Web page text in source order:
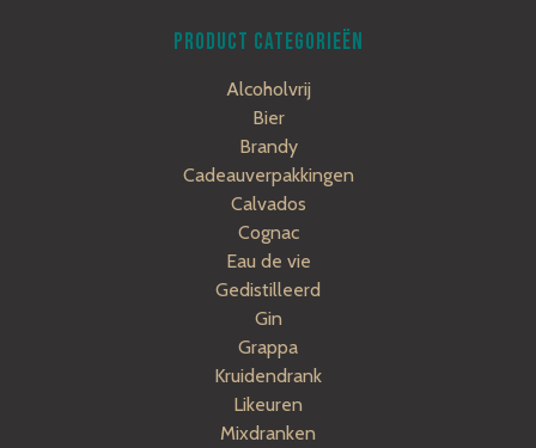
PRODUCT CATEGORIEËN
Alcoholvrij
Bier
Brandy
Cadeauverpakkingen
Calvados
Cognac
Eau de vie
Gedistilleerd
Gin
Grappa
Kruidendrank
Likeuren
Mixdranken